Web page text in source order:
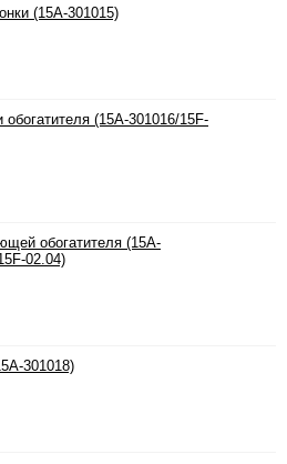
(15A-301015)
(15A-301016/15F-
обогатителя (15A-
02.04)
301018)